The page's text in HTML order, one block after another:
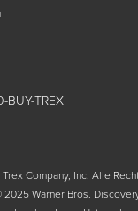
BUY-TREX
Company, Inc. Alle
Warner Bros.